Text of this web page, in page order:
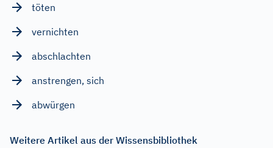
töten
vernichten
abschlachten
anstrengen, sich
abwürgen
Weitere Artikel aus der Wissensbibliothek